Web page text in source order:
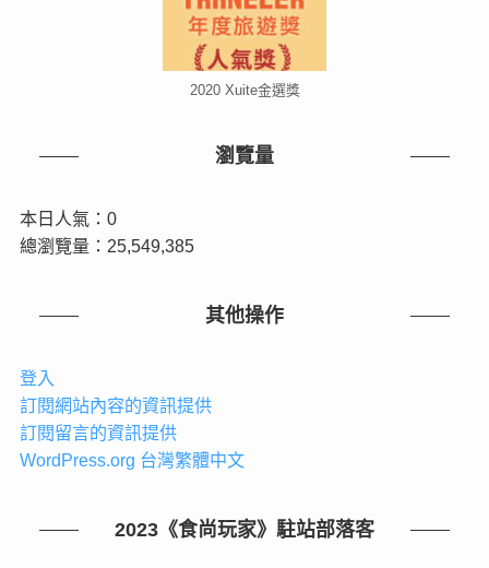
2020 Xuite金選獎
瀏覽量
本日人氣：0
總瀏覽量：25,549,385
其他操作
登入
訂閱網站內容的資訊提供
訂閱留言的資訊提供
WordPress.org 台灣繁體中文
2023《食尚玩家》駐站部落客